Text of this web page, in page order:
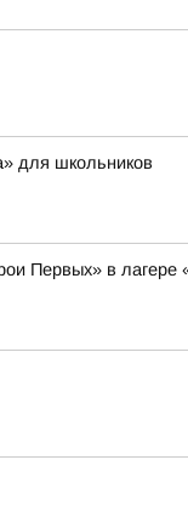
для школьников
Первых» в лагере